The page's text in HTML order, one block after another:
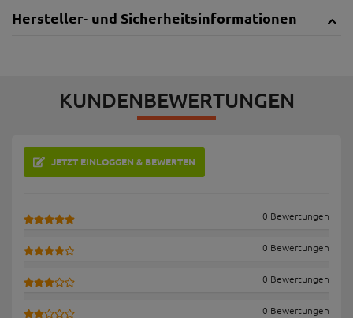
Hersteller- und Sicherheitsinformationen
KUNDENBEWERTUNGEN
JETZT EINLOGGEN & BEWERTEN
0 Bewertungen
0 Bewertungen
0 Bewertungen
0 Bewertungen